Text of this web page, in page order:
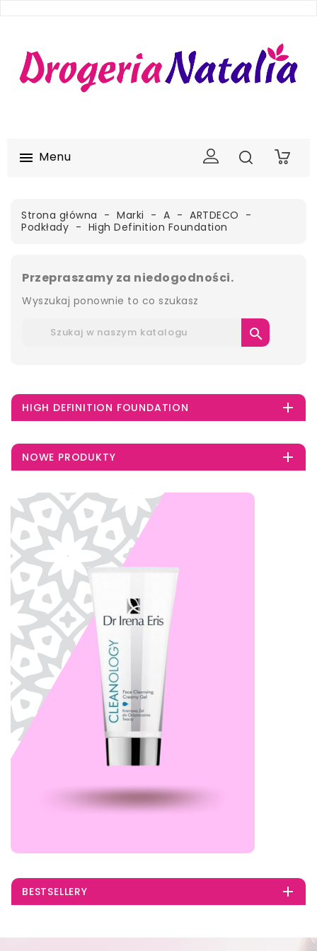
 Menu 0
Strona główna Marki A
ARTDECO
Podkłady
High Definition Foundation
Przepraszamy za niedogodności.
Wyszukaj ponownie to co szukasz

HIGH DEFINITION FOUNDATION 
NOWE PRODUKTY 
BESTSELLERY 